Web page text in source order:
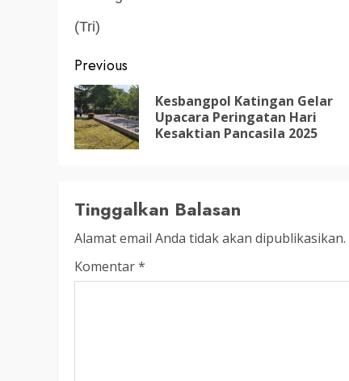
(Tri)
Post
navigation
Previous
Kesbangpol Katingan Gelar
Upacara Peringatan Hari
Kesaktian Pancasila 2025
Tinggalkan Balasan
Alamat email Anda tidak akan dipublikasikan.
Komentar*
LEGISLATIF
SENO 18 OKTOBER 2025